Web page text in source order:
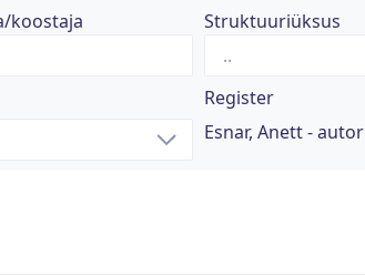
koostaja Struktuuriüksus
Register
Esnar, Anett - autor